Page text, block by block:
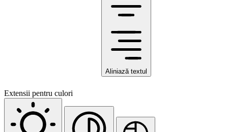
Aliniază textul
Extensii pentru culori